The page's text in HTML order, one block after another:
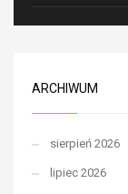
ARCHIWUM
sierpień 2026
lipiec 2026